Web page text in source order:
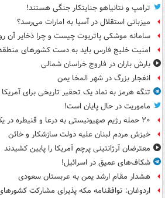
ترامپ و نتانیاهو جنایتکار جنگی هستند!
میزبانی استقلال در آسیا به امارات می‌رسد؟
سامانه موشکی پاتریوت چیست و چرا ذخایر آن
امنیت خلیج فارس باید به دست کشورهای
بارش باران در فاروج خراسان شمالی
انفجار بزرگ در شهر المخا یمن
تنگه هرمز به نماد یک تحقیر تاریخی برای
ماموریت در حال پایان است!
۲۰ حمله رژیم صهیونیستی به درعا و قنیطره در یک هفته
خیزش مردم لبنان علیه دولت سازشکار و خائن
معترضان آرژانتینی پرچم آمریکا را پایین کشیدند
شکاف‌های عمیق در اسرائیل!
هشدار مقام ارشد یمن به عربستان سعودی
اردوغان: توافقنامه مکه پذیرای مشارکت